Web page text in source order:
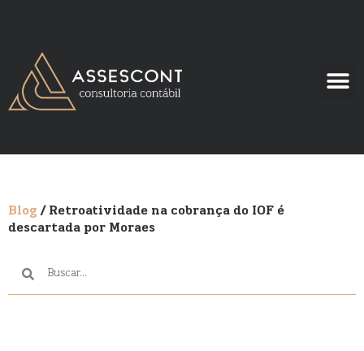
Blog/ Retroatividade na cobrança do IOF é
descartada por Moraes